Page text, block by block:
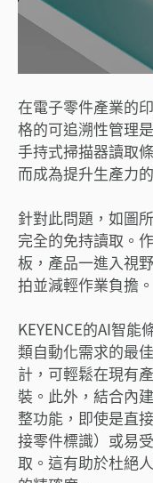
在電子零件產業的
格的可追溯性管理
手持式掃描器讀取
而成為提升生產力
針對此問題，如圖
完全的免持讀取。
板，產品一進入視
拍並減輕作業負擔。
KEYENCE的AI智能
類自動化需求的最
計，可輕鬆在現有
裝。此外，結合內
整功能，即使是直
接零件標識）或易
取。這有助於杜絕